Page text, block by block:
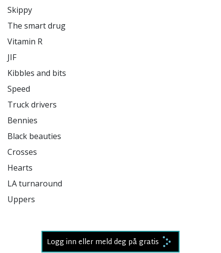
Skippy
The smart drug
Vitamin R
JIF
Kibbles and bits
Speed
Truck drivers
Bennies
Black beauties
Crosses
Hearts
LA turnaround
Uppers
Logg inn eller meld deg på gratis